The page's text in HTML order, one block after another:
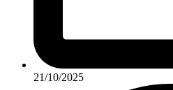
21/10/2025